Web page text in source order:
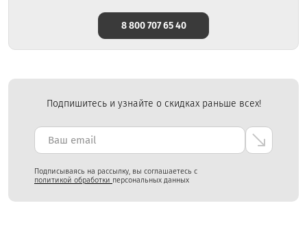
8 800 707 65 40
Подпишитесь и узнайте о скидках раньше всех!
Подписываясь на рассылку, вы соглашаетесь с
политикой обработки персональных данных